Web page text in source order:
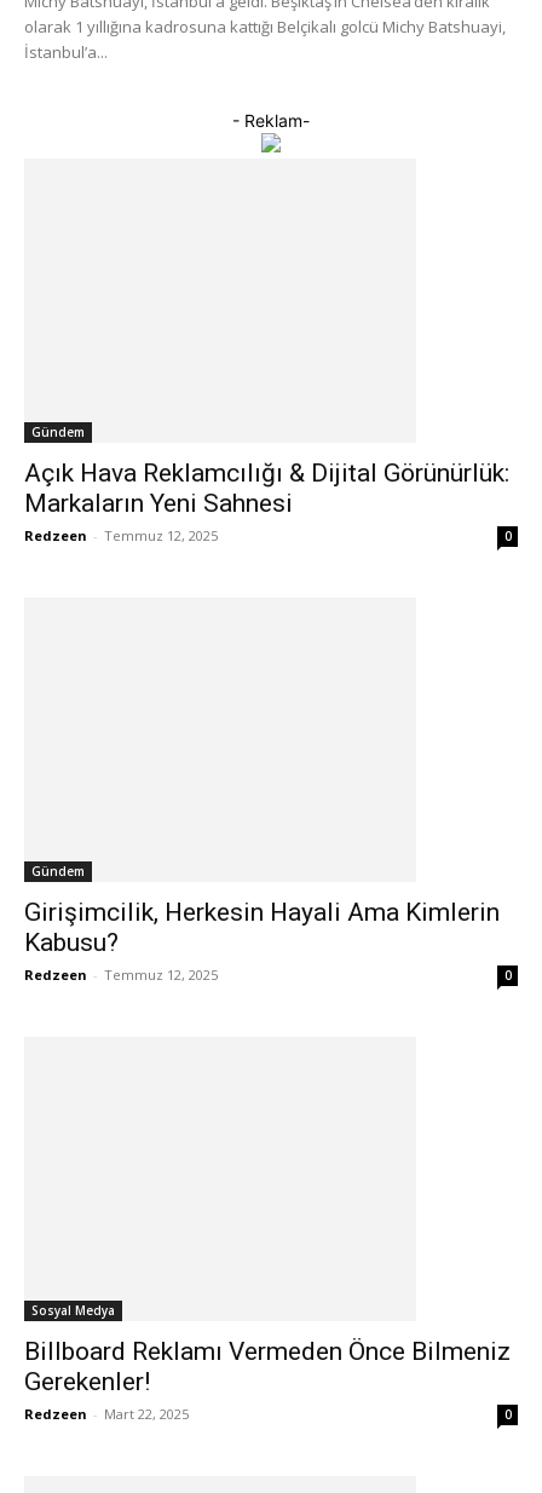
olarak 1 yıllığına kadrosuna kattığı Belçikalı golcü Michy Batshuayi,
İstanbul’a...
- Reklam-
Gündem
Açık Hava Reklamcılığı & Dijital Görünürlük:
Markaların Yeni Sahnesi
Redzeen - Temmuz 12, 2025 0
Gündem
Girişimcilik, Herkesin Hayali Ama Kimlerin
Kabusu?
Redzeen - Temmuz 12, 2025 0
Sosyal Medya
Billboard Reklamı Vermeden Önce Bilmeniz
Gerekenler!
Redzeen - Mart 22, 2025 0